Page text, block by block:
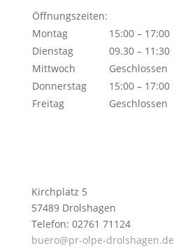
Öffnungszeiten:
Montag
15:00 – 17:00
Dienstag
09.30 – 11:30
Mittwoch
Geschlossen
Donnerstag
15:00 – 17:00
Freitag
Geschlossen
Kirchplatz 5
57489 Drolshagen
Telefon: 02761 71124
buero@pr-olpe-drolshagen.de